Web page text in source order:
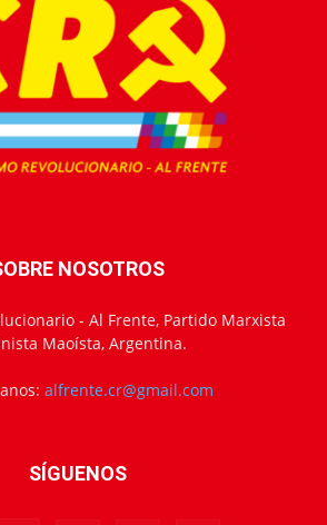
NOSOTROS
- Al Frente, Partido Marxista
Maoísta, Argentina.
alfrente.cr@gmail.com
SÍGUENOS